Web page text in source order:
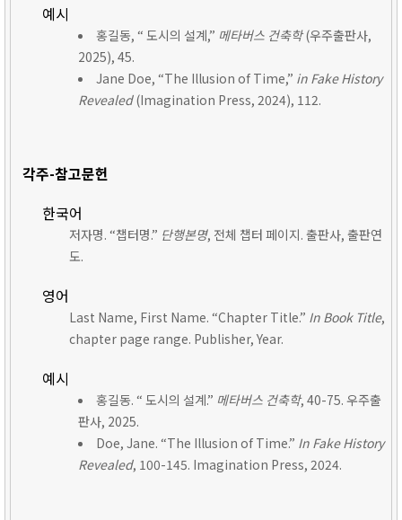
예시
홍길동, “ 도시의 설계,” 메타버스 건축학(우주출판사,
2025), 45.
Jane Doe, “The Illusion of Time,” in Fake History
Revealed(Imagination Press, 2024), 112.
각주-참고문헌
한국어
저자명. “챕터명.” 단행본명, 전체 챕터 페이지. 출판사, 출판연
도.
영어
Last Name, First Name. “Chapter Title.” In Book Title,
chapter page range. Publisher, Year.
예시
홍길동. “ 도시의 설계.” 메타버스 건축학, 40-75. 우주출
판사, 2025.
Doe, Jane. “The Illusion of Time.” In Fake History
Revealed, 100-145. Imagination Press, 2024.